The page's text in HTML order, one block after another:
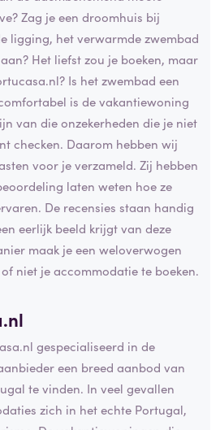
Zag je een droomhuis bij
ligging, het verwarmde zwembad
Het liefst zou je boeken, maar
Is het zwembad een
is de vakantiewoning
van die onzekerheden die je niet
checken. Daarom hebben wij
voor je verzameld. Zij hebben
laten weten hoe ze
De recensies staan handig
eerlijk beeld krijgt van deze
maak je een weloverwogen
niet je accommodatie te boeken.
gespecialiseerd in de
een breed aanbod van
te vinden. In veel gevallen
zich in het echte Portugal,